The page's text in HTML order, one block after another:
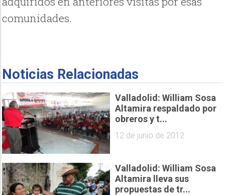
comunidades.
Noticias Relacionadas
Valladolid: William Sosa
Altamira respaldado por
obreros y t...
12 de junio de 2012
Valladolid: William Sosa
Altamira lleva sus
propuestas de tr...